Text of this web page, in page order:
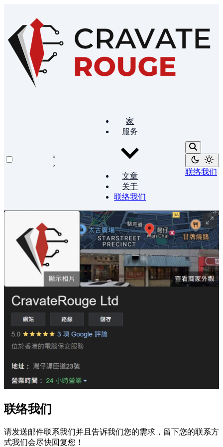
家
服务
文章
关于
联络我们
联络我们
联络我们
请发送邮件联系我们并且告诉我们您的需求，留下您的联系方
式我们会尽快回复您！